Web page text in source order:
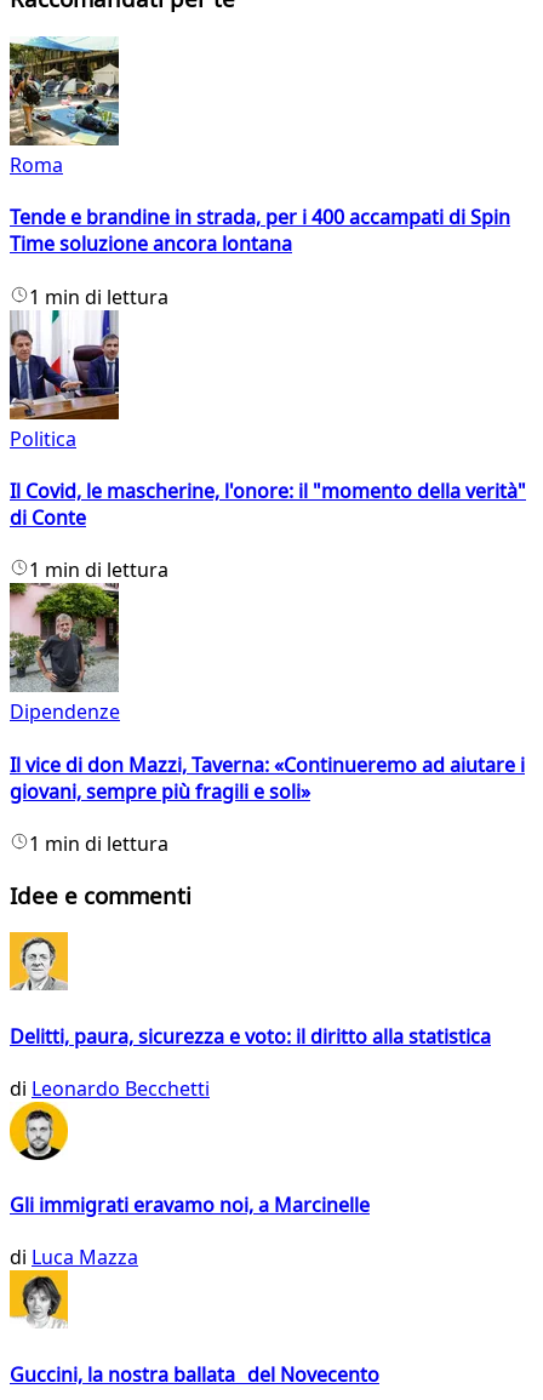
Roma
Tende e brandine in strada, per i 400 accampati di Spin
Time soluzione ancora lontana
1 min di lettura
Politica
Il Covid, le mascherine, l'onore: il "momento della verità"
di Conte
1 min di lettura
Dipendenze
Il vice di don Mazzi, Taverna: «Continueremo ad aiutare i
giovani, sempre più fragili e soli»
1 min di lettura
Idee e commenti
Delitti, paura, sicurezza e voto: il diritto alla statistica
di Leonardo Becchetti
Gli immigrati eravamo noi, a Marcinelle
di Luca Mazza
Guccini, la nostra ballata del Novecento